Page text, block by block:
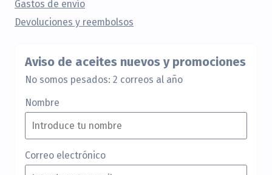
Gastos de envío
Devoluciones y reembolsos
Aviso de aceites nuevos y promociones
No somos pesados: 2 correos al año
Nombre
Correo electrónico